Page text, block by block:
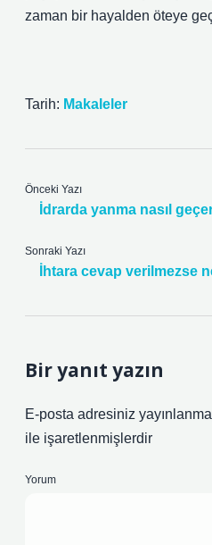
zaman bir hayalden öteye
Tarih: Makaleler
Önceki Yazı
İdrarda yanma nasıl
Sonraki Yazı
İhtara cevap verilmezse
Bir yanıt yazın
E-posta adresiniz
ile işaretlenmişlerdir
Yorum